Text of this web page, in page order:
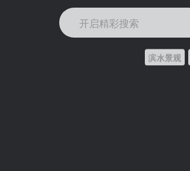
开启精彩搜索
滨水景观